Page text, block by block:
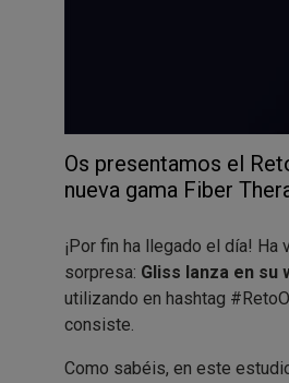
Os presentamos el
nueva gama Fiber
¡Por fin ha llegado el día!
sorpresa: Gliss lanza en su
utilizando en hashtag
consiste.
Como sabéis, en este